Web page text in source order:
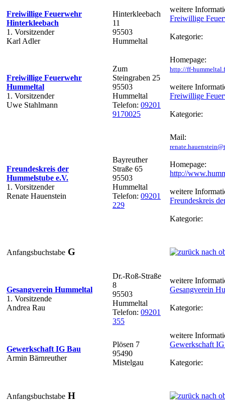
Freiwillige Feuerwehr
Hinterkleebach
1. Vorsitzender
Karl Adler
Hinterkleebach
11
95503
Hummeltal
weitere
Freiwillige
Kategorie:
Freiwillige Feuerwehr
Hummeltal
1. Vorsitzender
Uwe Stahlmann
Zum
Steingraben 25
95503
Hummeltal
Telefon: 09201
9170025
Homepage:
http://ff-
weitere
Freiwillige
Kategorie:
Freundeskreis der
Hummelstube e.V.
1. Vorsitzender
Renate Hauenstein
Bayreuther
Straße 65
95503
Hummeltal
Telefon: 09201
229
Mail:
Homepage:
http://
weitere
Freundeskreis
Kategorie:
Anfangsbuchstabe G
Gesangverein Hummeltal
1. Vorsitzende
Andrea Rau
Dr.-Roß-Straße
8
95503
Hummeltal
Telefon: 09201
355
weitere
Gesangverein
Kategorie:
Gewerkschaft IG Bau
Armin Bärnreuther
Plösen 7
95490
Mistelgau
weitere
Gewerkschaft
Kategorie:
Anfangsbuchstabe H